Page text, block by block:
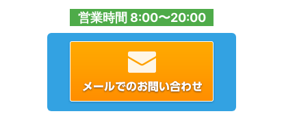
営業時間 8:00〜20:00